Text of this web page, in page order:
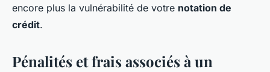
encore plus la vulnérabilité de votre notation de
crédit.
Pénalités et frais associés à un